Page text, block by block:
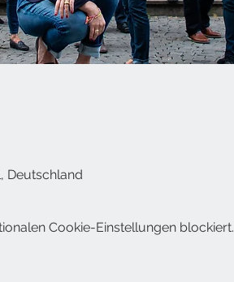
Deutschland
Cookie-Einstellungen blockiert.